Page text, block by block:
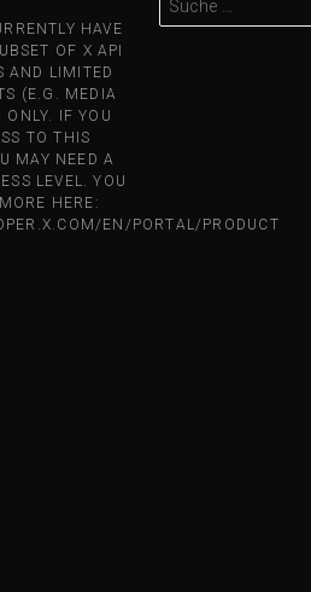
HAVE
OF X API
AND LIMITED
(E.G. MEDIA
ONLY. IF YOU
TO THIS
MAY NEED A
LEVEL. YOU
HERE:
EN/PORTAL/PRODUCT